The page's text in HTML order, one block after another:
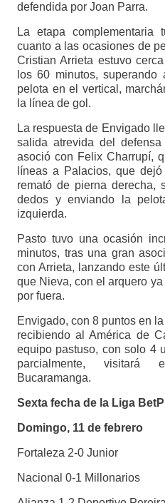
defendida por Joan Parra.
La etapa
cuanto a las ocasiones de
Cristian Arrieta estuvo
los 60 minutos,
pelota en el vertical,
la línea de gol.
La respuesta de Envigado
salida atrevida del
asoció con Felix Charrupí,
líneas a Palacios, que
remató de pierna derecha,
dedos y enviando la
izquierda.
Pasto tuvo una ocasión
minutos, tras una gran
con Arrieta, lanzando este
que Nieva, con el arquero
por fuera.
Envigado, con 8 puntos en
recibiendo al América de
equipo pastuso, con solo 4
parcialmente,
Bucaramanga.
Sexta fecha de la Liga
Domingo, 11 de febrero
Fortaleza 2-0 Junior
Nacional 0-1 Millonarios